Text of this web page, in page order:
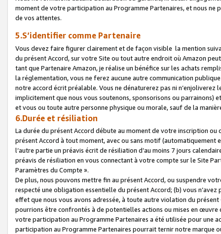
moment de votre participation au Programme Partenaires, et nous
de vos attentes.
5.S’identifier comme Partenaire
Vous devez faire figurer clairement et de façon visible la mention
du présent Accord, sur votre Site ou tout autre endroit où Amazon
tant que Partenaire Amazon, je réalise un bénéfice sur les achats
la réglementation, vous ne ferez aucune autre communication
notre accord écrit préalable. Vous ne dénaturerez pas ni
implicitement que nous vous soutenons, sponsorisons ou parrainons)
et vous ou toute autre personne physique ou morale, sauf de la
6.Durée et résiliation
La durée du présent Accord débute au moment de votre inscription
présent Accord à tout moment, avec ou sans motif (automatiquement
l’autre partie un préavis écrit de résiliation d’au moins 7 jours
préavis de résiliation en vous connectant à votre compte sur le Site
Paramètres du Compte ».
De plus, nous pouvons mettre fin au présent Accord, ou suspendre
respecté une obligation essentielle du présent Accord; (b) vous
effet que nous vous avons adressée, à toute autre violation du
pourrions être confrontés à de potentielles actions ou mises en
votre participation au Programme Partenaires a été utilisée pour une
participation au Programme Partenaires pourrait ternir notre marque